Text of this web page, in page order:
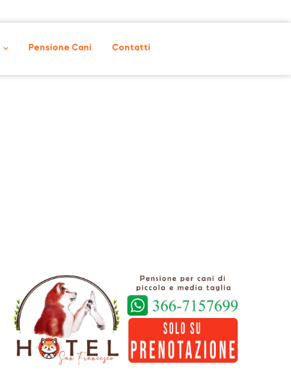
Pensione Cani Contatti